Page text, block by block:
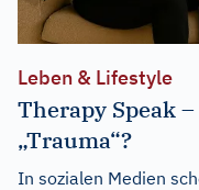
Leben & Lifestyle
Therapy Speak
„Trauma“?
In sozialen Medien